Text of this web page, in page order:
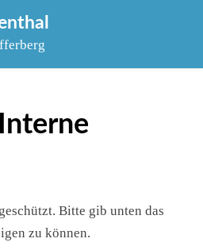
Bitte gib unten das
zu können.